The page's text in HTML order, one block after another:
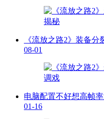
《流放之路2》装备
08-01
电脑配置不好想高帧
01-16